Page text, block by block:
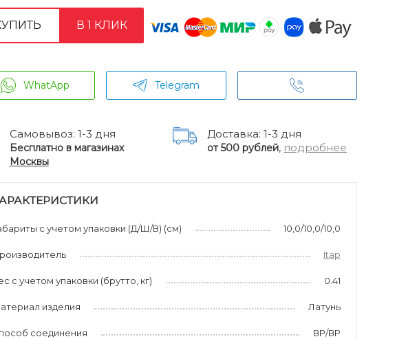
В 1 КЛИК
WhatApp Telegram
Самовывоз: 1-3 дня
Бесплатно в магазинах
Москвы
Доставка: 1-3 дня
от 500 рублей, подробнее
с учетом упаковки (Д/Ш/В) (см) 10,0/10,0/10,0
Itap
с учетом упаковки (брутто, кг) 0.41
изделия Латунь
соединения ВР/ВР